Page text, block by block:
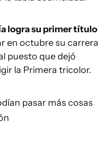
logra su primer título
en octubre su carrera
puesto que dejó
la Primera tricolor.
pasar más cosas